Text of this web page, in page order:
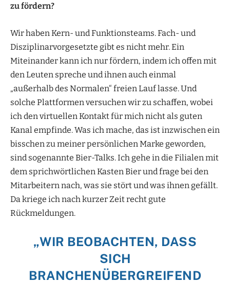
zu fördern?
Wir haben Kern- und Funktionsteams. Fach- und
Disziplinarvorgesetzte gibt es nicht mehr. Ein
Miteinander kann ich nur fördern, indem ich offen mit
den Leuten spreche und ihnen auch einmal
„außerhalb des Normalen“ freien Lauf lasse. Und
solche Plattformen versuchen wir zu schaffen, wobei
ich den virtuellen Kontakt für mich nicht als guten
Kanal empfinde. Was ich mache, das ist inzwischen ein
bisschen zu meiner persönlichen Marke geworden,
sind sogenannte Bier-Talks. Ich gehe in die Filialen mit
dem sprichwörtlichen Kasten Bier und frage bei den
Mitarbeitern nach, was sie stört und was ihnen gefällt.
Da kriege ich nach kurzer Zeit recht gute
Rückmeldungen.
„WIR BEOBACHTEN, DASS
SICH
BRANCHENÜBERGREIFEND